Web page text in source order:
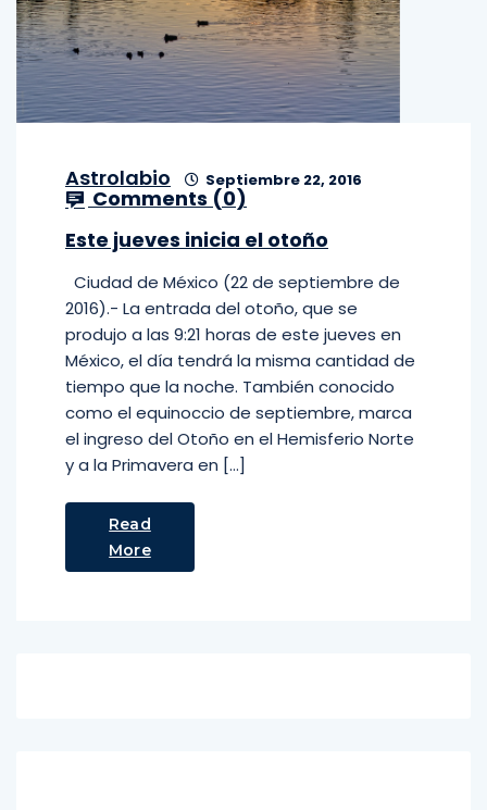
Astrolabio Septiembre 22, 2016
Comments (0)
Este jueves inicia el otoño
Ciudad de México (22 de septiembre de
2016).- La entrada del otoño, que se
produjo a las 9:21 horas de este jueves en
México, el día tendrá la misma cantidad de
tiempo que la noche. También conocido
como el equinoccio de septiembre, marca
el ingreso del Otoño en el Hemisferio Norte
y a la Primavera en […]
Read
More